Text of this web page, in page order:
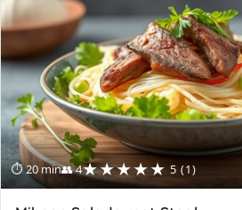
⏱ 20 min👥 4★★★★★ 5 (1)